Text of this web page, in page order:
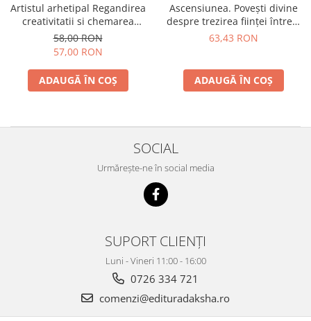
Artistul arhetipal Regandirea
creativitatii si chemarea
interioara de a crea
58,00 RON
57,00 RON
ADAUGĂ ÎN COȘ
Ascensiunea. Povești divine
despre trezirea ființei întregi
și sfinte din interior
63,43 RON
ADAUGĂ ÎN COȘ
SOCIAL
Urmărește-ne în social media
SUPORT CLIENȚI
Luni - Vineri 11:00 - 16:00
0726 334 721
comenzi@edituradaksha.ro